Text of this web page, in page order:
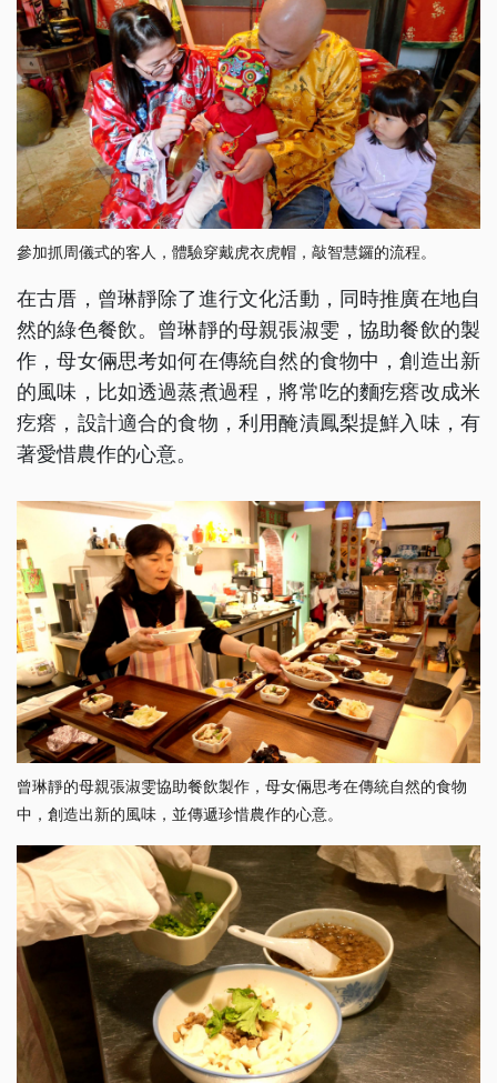
參加抓周儀式的客人，體驗穿戴虎衣虎帽，敲智慧鑼的流程。
在古厝，曾琳靜除了進行文化活動，同時推廣在地自
然的綠色餐飲。曾琳靜的母親張淑雯，協助餐飲的製
作，母女倆思考如何在傳統自然的食物中，創造出新
的風味，比如透過蒸煮過程，將常吃的麵疙瘩改成米
疙瘩，設計適合的食物，利用醃漬鳳梨提鮮入味，有
著愛惜農作的心意。
曾琳靜的母親張淑雯協助餐飲製作，母女倆思考在傳統自然的食物
中，創造出新的風味，並傳遞珍惜農作的心意。